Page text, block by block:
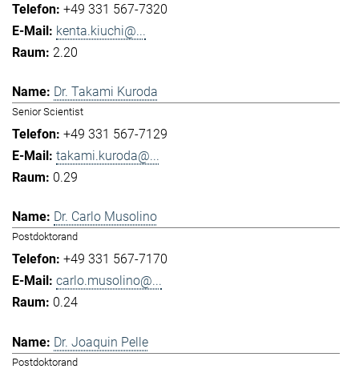
+49 331 567-7320
kenta.kiuchi@...
2.20
Dr. Takami Kuroda
Senior Scientist
+49 331 567-7129
takami.kuroda@...
0.29
Dr. Carlo Musolino
Postdoktorand
+49 331 567-7170
carlo.musolino@...
0.24
Dr. Joaquin Pelle
Postdoktorand